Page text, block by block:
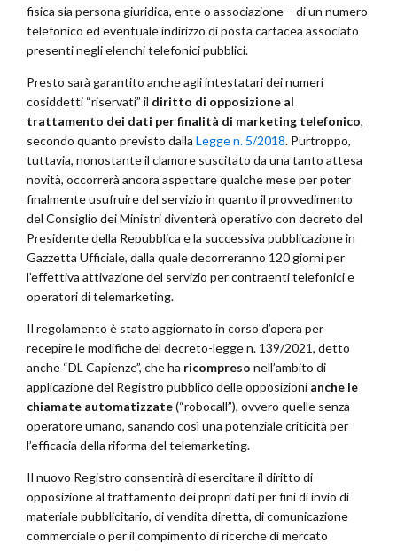
fisica sia persona giuridica, ente o associazione – di un numero
telefonico ed eventuale indirizzo di posta cartacea associato
presenti negli elenchi telefonici pubblici.
Presto sarà garantito anche agli intestatari dei numeri
cosiddetti “riservati” il diritto di opposizione al
trattamento dei dati per finalità di marketing telefonico,
secondo quanto previsto dalla Legge n. 5/2018. Purtroppo,
tuttavia, nonostante il clamore suscitato da una tanto attesa
novità, occorrerà ancora aspettare qualche mese per poter
finalmente usufruire del servizio in quanto il provvedimento
del Consiglio dei Ministri diventerà operativo con decreto del
Presidente della Repubblica e la successiva pubblicazione in
Gazzetta Ufficiale, dalla quale decorreranno 120 giorni per
l’effettiva attivazione del servizio per contraenti telefonici e
operatori di telemarketing.
Il regolamento è stato aggiornato in corso d’opera per
recepire le modifiche del decreto-legge n. 139/2021, detto
anche “DL Capienze”, che ha ricompreso nell’ambito di
applicazione del Registro pubblico delle opposizioni anche le
chiamate automatizzate(“robocall”), ovvero quelle senza
operatore umano, sanando così una potenziale criticità per
l’efficacia della riforma del telemarketing.
Il nuovo Registro consentirà di esercitare il diritto di
opposizione al trattamento dei propri dati per fini di invio di
materiale pubblicitario, di vendita diretta, di comunicazione
commerciale o per il compimento di ricerche di mercato